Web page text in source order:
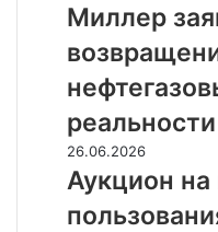
заявил
возвращении
зарубежных
нефтегазовых
компаний
к
реальности
Миллер
реальности
Аукцион
на
право
пользования
26.06.2026
Аукцион на